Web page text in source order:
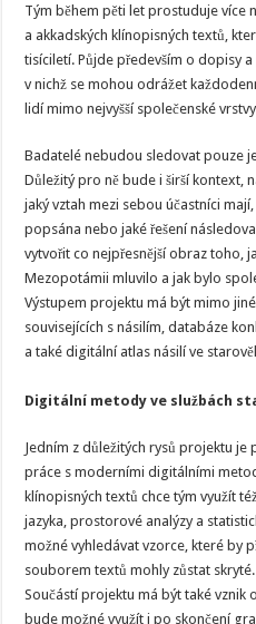
Tým během pěti let prostuduje více
a akkadských klínopisných textů,
tisíciletí. Půjde především o dopisy
v nichž se mohou odrážet
lidí mimo nejvyšší společenské
Badatelé nebudou sledovat pouze
Důležitý pro ně bude i širší kontext,
jaký vztah mezi sebou účastníci
popsána nebo jaké řešení
vytvořit co nejpřesnější obraz toho,
Mezopotámii mluvilo a jak bylo
Výstupem projektu má být mimo
souvisejících s násilím, databáze
a také digitální atlas násilí ve
Digitální metody ve službách
Jedním z důležitých rysů projektu
práce s moderními digitálními
klínopisných textů chce tým využít
jazyka, prostorové analýzy a
možné vyhledávat vzorce, které by
souborem textů mohly zůstat skryté.
Součástí projektu má být také vznik
bude možné využít i po skončení